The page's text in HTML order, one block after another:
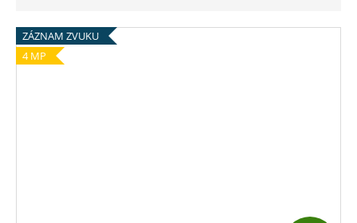
ZÁZNAM ZVUKU
4 MP